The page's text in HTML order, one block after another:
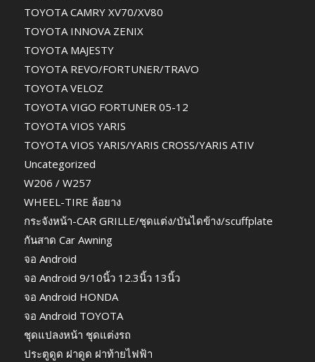
TOYOTA CAMRY XV70/XV80
TOYOTA INNOVA ZENIX
TOYOTA MAJESTY
TOYOTA REVO/FORTUNER/TRAVO
TOYOTA VELOZ
TOYOTA VIGO FORTUNER 05-12
TOYOTA VIOS YARIS
TOYOTA VIOS YARIS/YARIS CROSS/YARIS ATIV
Uncategorized
W206 / W257
WHEEL-TIRE ล้อยาง
กระจังหน้า-CAR GRILLE/ชุดแต่ง/บันไดข้าง/scuffplate
กันสาด Car Awning
จอ Android
จอ Android 9/10นิ้ว 12.3นิ้ว 13นิ้ว
จอ Android HONDA
จอ Android TOYOTA
ชุดแปลงหน้า ชุดแต่งรถ
ประตูดูด ฝาดูด ฝาท้ายไฟฟ้า